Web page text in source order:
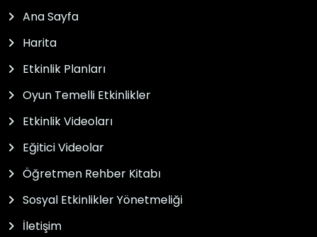
Ana Sayfa
Harita
Etkinlik Planları
Oyun Temelli Etkinlikler
Etkinlik Videoları
Eğitici Videolar
Öğretmen Rehber Kitabı
Sosyal Etkinlikler Yönetmeliği
İletişim